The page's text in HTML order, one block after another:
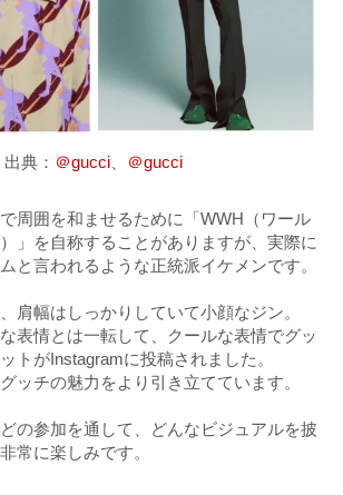
出典： ＠gucci ＠gucci
周囲を和ませるために「WWH（ワール
」を自称することがありますが、実際に
と言われるような正統派イケメンです。
肩幅はしっかりしていて小顔なジン。
表情とは一転して、クールな表情でグッ
トがInstagramに投稿されました。
ッチの魅力をより引き立てています。
の参加を通して、どんなビジュアルを披
常に楽しみです。